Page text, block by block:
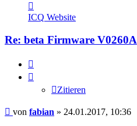
von
fabian
ICQ Website
Re: beta Firmware V0260A
Zitieren
Beitrag
von fabian » 24.01.2017, 10:36